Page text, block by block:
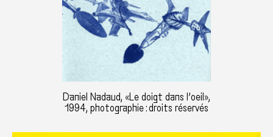
Daniel Nadaud, «Le doigt dans l’oeil»,
1994, photographie : droits réservés